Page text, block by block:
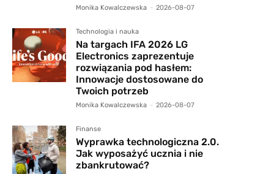
Monika Kowalczewska - 2026-08-07
Technologia i nauka
Na targach IFA 2026 LG
Electronics zaprezentuje
rozwiązania pod hasłem:
Innowacje dostosowane do
Twoich potrzeb
Monika Kowalczewska - 2026-08-07
Finanse
Wyprawka technologiczna 2.0.
Jak wyposażyć ucznia i nie
zbankrutować?